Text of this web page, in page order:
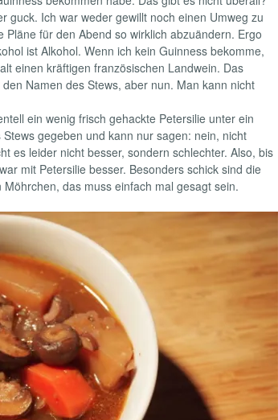
guck. Ich war weder gewillt noch einen Umweg zu
Pläne für den Abend so wirklich abzuändern. Ergo
ist Alkohol. Wenn ich kein Guinness bekomme,
einen kräftigen französischen Landwein. Das
Namen des Stews, aber nun. Man kann nicht
ein wenig frisch gehackte Petersilie unter ein
gegeben und kann nur sagen: nein, nicht
es leider nicht besser, sondern schlechter. Also, bis
mit Petersilie besser. Besonders schick sind die
das muss einfach mal gesagt sein.